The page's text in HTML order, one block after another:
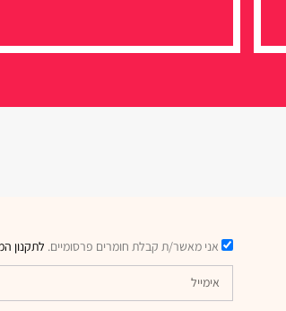
אני מאשר/ת קבלת חומרים פרסומיים. לתקנון